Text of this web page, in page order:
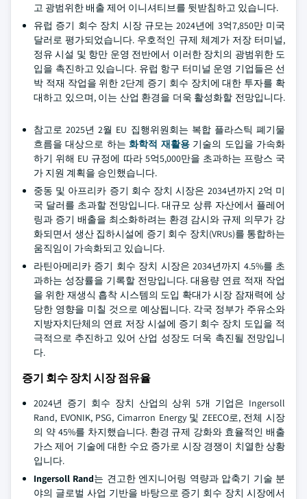
고 광범위한 배출 제어 이니셔티브를 뒷받침하고 있습니다.
유럽 증기 회수 장치 시장 규모는 2024년에 3억7,850만 미국
달러로 평가되었습니다. 우호적인 규제 체계가 저장 터미널,
정유 시설 및 항만 운영 전반에서 이러한 장치의 광범위한 도
입을 촉진하고 있습니다. 유럽 항구 터미널 운영 기업들은 선
박 적재 작업을 위한 2단계 증기 회수 장치에 대한 투자를 확
대하고 있으며, 이는 산업 환경을 더욱 활성화할 전망입니다.
참고로 2025년 2월 EU 집행위원회는 복합 플라스틱 폐기물
흐름을 대상으로 하는화학적 재활용기술의 도입을 가속화
하기 위해 EU 규정에 따라 5억5,000만을 초과하는 프랑스 국
가 지원 계획을 승인했습니다.
중동 및 아프리카 증기 회수 장치 시장은 2034년까지 2억 미
국 달러를 초과할 전망입니다. 대규모 상류 자산에서 플레어
링과 증기 배출을 최소화하려는 환경 감시와 규제 의무가 강
화되면서 생산 집하시설에 증기 회수 장치(VRUs)를 통합하는
움직임이 가속화되고 있습니다.
라틴아메리카 증기 회수 장치 시장은 2034년까지 4.5%를 초
과하는 성장률을 기록할 전망입니다. 대용량 연료 적재 작업
을 위한 재생식 흡착 시스템의 도입 확대가 시장 잠재력에 상
당한 영향을 미칠 것으로 예상됩니다. 각국 정부가 주유소와
지방자치단체의 연료 저장 시설에 증기 회수 장치 도입을 적
극적으로 추진하고 있어 산업 성장도 더욱 촉진될 전망입니
다.
증기 회수 장치 시장 점유율
2024년 증기 회수 장치 산업의 상위 5개 기업은 Ingersoll
Rand, EVONIK, PSG, Cimarron Energy 및 ZEECO로, 전체 시장
의 약 45%를 차지했습니다. 환경 규제 강화와 효율적인 배출
가스 제어 기술에 대한 수요 증가로 시장 경쟁이 치열한 상황
입니다.
Ingersoll Rand는 견고한 엔지니어링 역량과 압축기 기술 분
야의 글로벌 사업 기반을 바탕으로 증기 회수 장치 시장에서